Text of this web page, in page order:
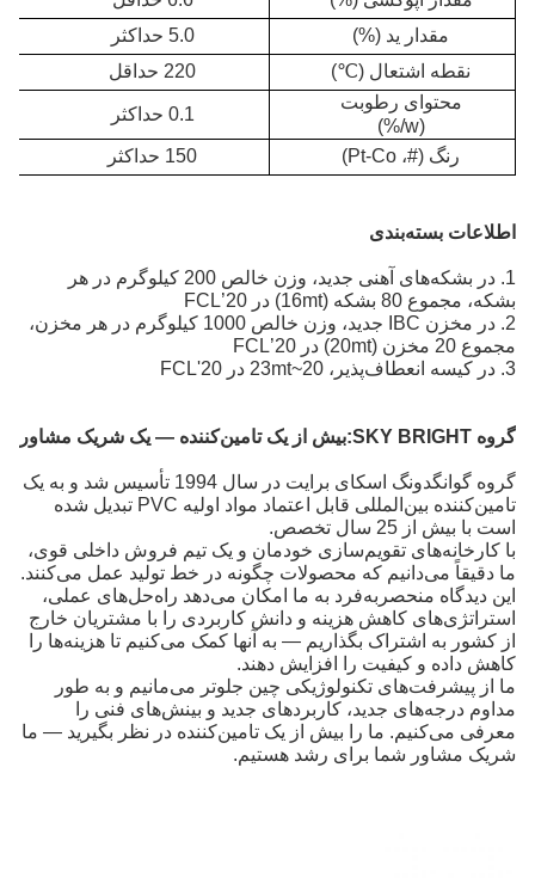
مقدار ید (%)
5.0 حداکثر
نقطه اشتعال (℃
)
220 حداقل
محتوای رطوبت
(w/%)
0.1 حداکثر
رنگ (#، Pt-Co) 150 حداکثر
اطلاعات بسته‌بندی
1. در بشکه‌های آهنی جدید، وزن خالص 200 کیلوگرم در هر
بشکه، مجموع 80 بشکه (16mt) در 20’FCL
2. در مخزن IBC جدید، وزن خالص 1000 کیلوگرم در هر مخزن،
مجموع 20 مخزن (20mt) در 20’FCL
3. در کیسه انعطاف‌پذیر، 20~23mt در 20'FCL
گروه SKY BRIGHT: بیش از یک تامین‌کننده — یک شریک مشاور
گروه گوانگدونگ اسکای برایت در سال 1994 تأسیس شد و به یک
تامین‌کننده بین‌المللی قابل اعتماد مواد اولیه PVC تبدیل شده
است با بیش از 25 سال تخصص.
با کارخانه‌های تقویم‌سازی خودمان و یک تیم فروش داخلی قوی،
ما دقیقاً می‌دانیم که محصولات چگونه در خط تولید عمل می‌کنند.
این دیدگاه منحصربه‌فرد به ما امکان می‌دهد راه‌حل‌های عملی،
استراتژی‌های کاهش هزینه و دانش کاربردی را با مشتریان خارج
از کشور به اشتراک بگذاریم — به آنها کمک می‌کنیم تا هزینه‌ها را
کاهش داده و کیفیت را افزایش دهند.
ما از پیشرفت‌های تکنولوژیکی چین جلوتر می‌مانیم و به طور
مداوم درجه‌های جدید، کاربردهای جدید و بینش‌های فنی را
معرفی می‌کنیم. ما را بیش از یک تامین‌کننده در نظر بگیرید — ما
شریک مشاور شما برای رشد هستیم.